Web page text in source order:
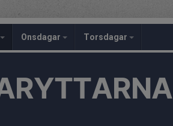
Onsdagar Torsdagar